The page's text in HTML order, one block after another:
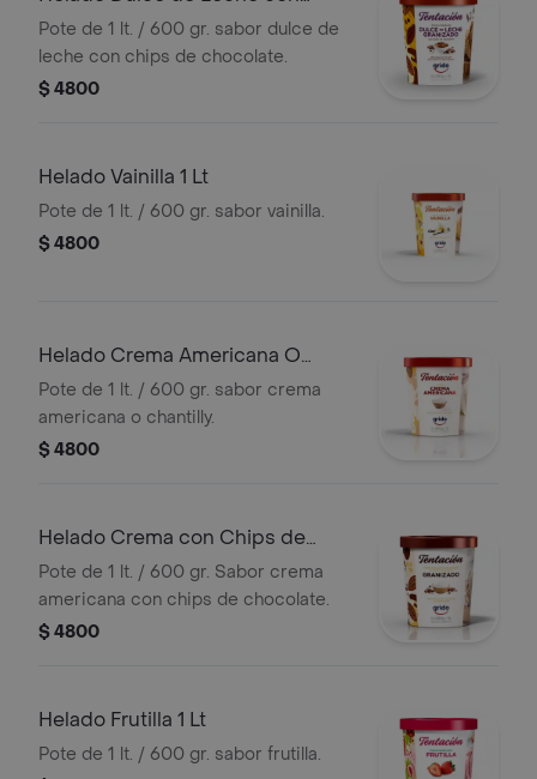
Chips de Chocolate 1 Lt
Pote de 1 lt. / 600 gr. sabor dulce de
leche con chips de chocolate.
$ 4800
Helado Vainilla 1 Lt
Pote de 1 lt. / 600 gr. sabor vainilla.
$ 4800
Helado Crema Americana O
Chantilly 1 Lt
Pote de 1 lt. / 600 gr. sabor crema
americana o chantilly.
$ 4800
Helado Crema con Chips de
Chocolate
Pote de 1 lt. / 600 gr. Sabor crema
americana con chips de chocolate.
$ 4800
Helado Frutilla 1 Lt
Pote de 1 lt. / 600 gr. sabor frutilla.